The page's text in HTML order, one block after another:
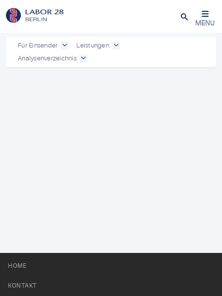
Schließen
MENU
Für Einsender
Leistungen
Analysenverzeichnis
HOME
KONTAKT